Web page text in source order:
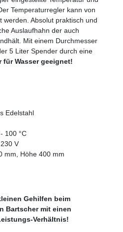
Temperaturregler kann von
werden. Absolut praktisch und
Auslaufhahn der auch
Mit einem Durchmesser
5 Liter Spender durch eine
für Wasser geeignet!
Edelstahl
100 °C
V
mm, Höhe 400 mm
Gehilfen beim
Bartscher mit einen
Verhältnis!